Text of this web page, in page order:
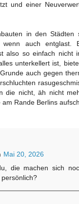
und einer
in den Städten
auch entglast.
also so einfach nicht
unterkellert ist,
auch gegen
die nicht, äh nicht
Rande Berlins
Mai 20, 2026
die machen sich